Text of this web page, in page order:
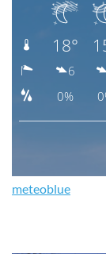
meteoblue